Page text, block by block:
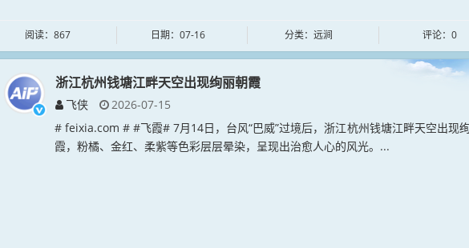
阅读：867 日期：07-16 分类：远涧 评论：0
浙江杭州钱塘江畔天空出现绚丽朝霞
飞侠
2026-07-15
# feixia.com # #飞霞# 7月14日，台风“巴威”过境后，浙江杭州钱塘江畔天空出现
霞，粉橘、金红、柔紫等色彩层层晕染，呈现出治愈人心的风光。...